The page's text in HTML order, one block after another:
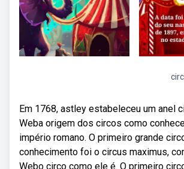
Em 1768, astley estabeleceu um anel
Weba origem dos circos como
império romano. O primeiro grande
conhecimento foi o circus maximus,
Webo circo como ele é. O primeiro